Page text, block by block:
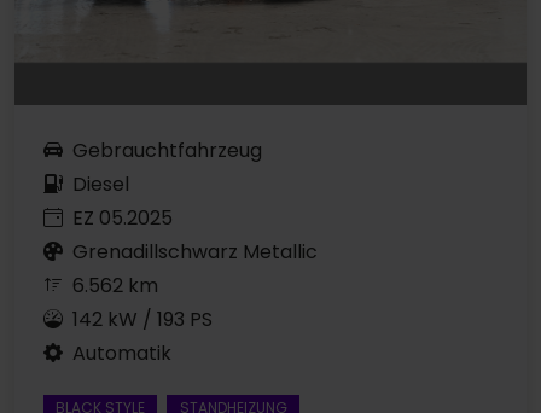
Gebrauchtfahrzeug
Diesel
EZ 05.2025
Grenadillschwarz Metallic
6.562 km
142 kW / 193 PS
Automatik
BLACK STYLE
STANDHEIZUNG